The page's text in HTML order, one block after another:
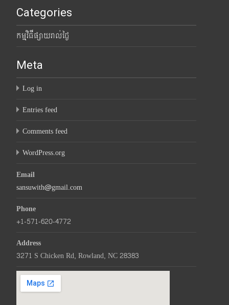
Categories
កម្មវិធីផ្សាយរាល់ថ្ងៃ
Meta
Log in
Entries feed
Comments feed
WordPress.org
Email
sansuwith@gmail.com
Phone
+1-571-620-4772
Address
3271 S Chicken Rd, Rowland, NC 28383